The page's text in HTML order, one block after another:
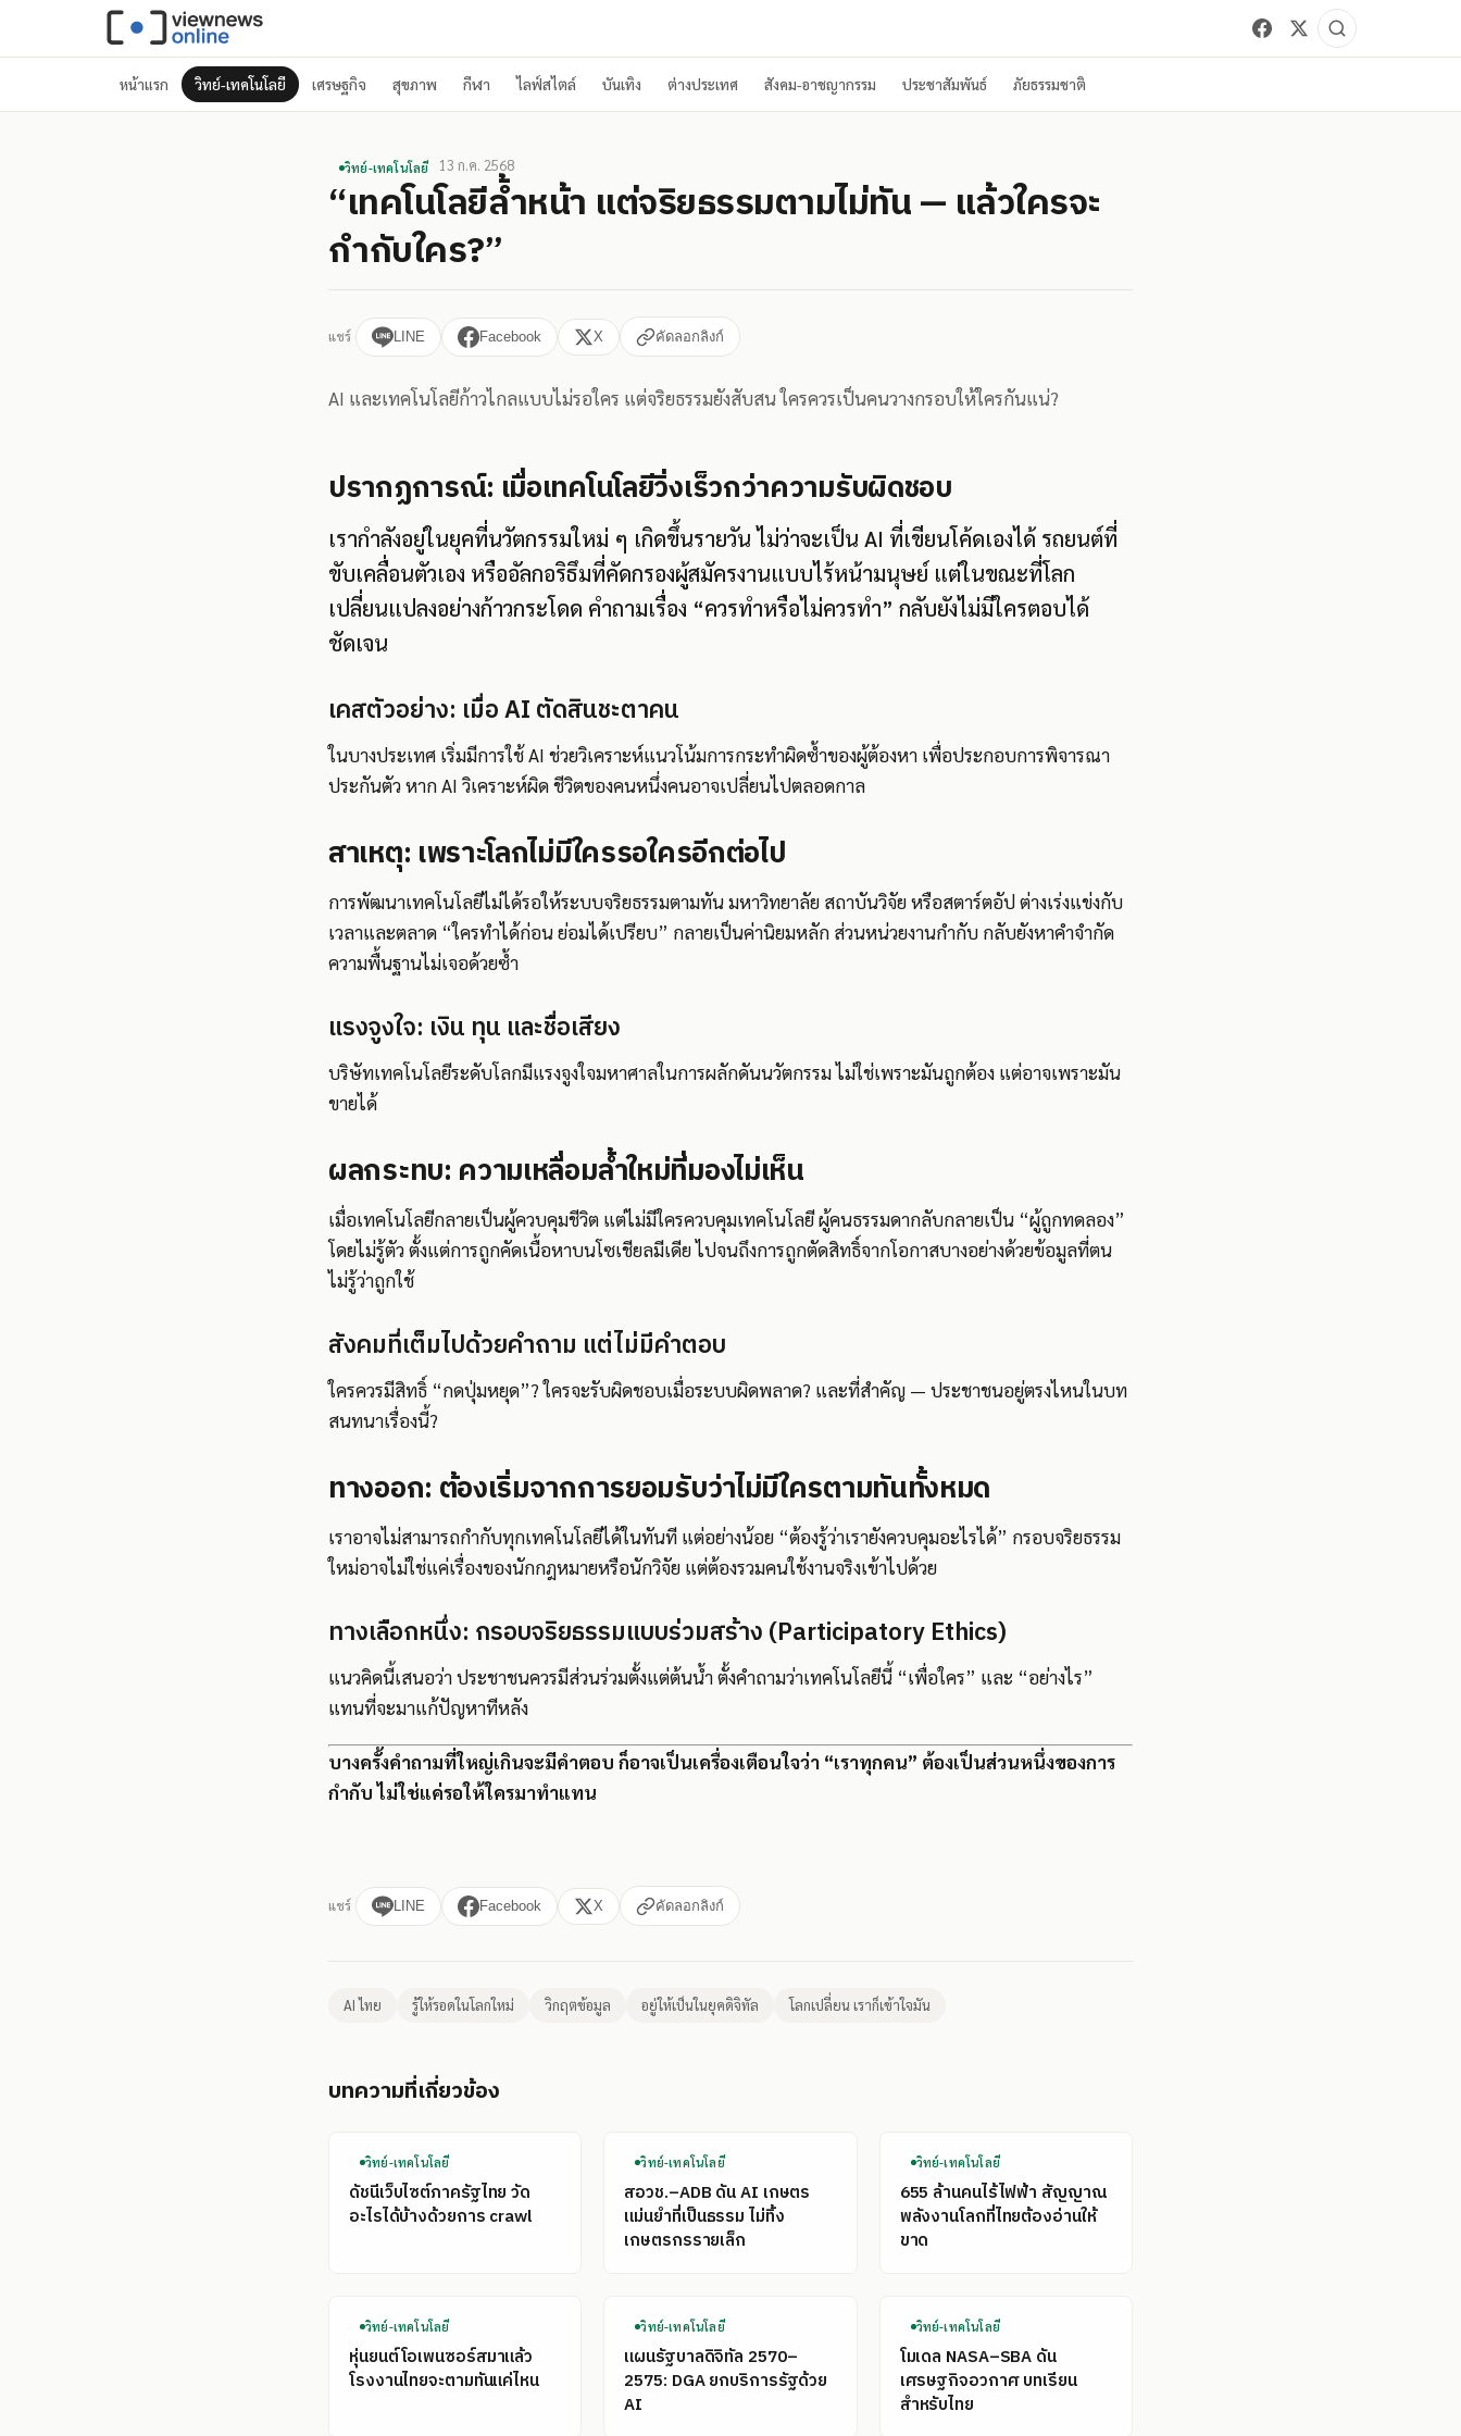
หน้าแรก วิทย์-เทคโนโลยี เศรษฐกิจ สุขภาพ กีฬา ไลฟ์สไตล์ บันเทิง ต่างประเทศ สังคม-อาชญากรรม ประชาสัมพันธ์ ภัยธรรมชาติ
วิทย์-เทคโนโลยี 13 ก.ค. 2568
“เทคโนโลยีล้ำหน้า แต่จริยธรรมตามไม่ทัน — แล้วใครจะ
กำกับใคร?”
แชร์ LINE Facebook X คัดลอกลิงก์
AI และเทคโนโลยีก้าวไกลแบบไม่รอใคร แต่จริยธรรมยังสับสน ใครควรเป็นคนวางกรอบให้ใครกันแน่?
ปรากฏการณ์: เมื่อเทคโนโลยีวิ่งเร็วกว่าความรับผิดชอบ
เรากำลังอยู่ในยุคที่นวัตกรรมใหม่ ๆ เกิดขึ้นรายวัน ไม่ว่าจะเป็น AI ที่เขียนโค้ดเองได้ รถยนต์ที่
ขับเคลื่อนตัวเอง หรืออัลกอริธึมที่คัดกรองผู้สมัครงานแบบไร้หน้ามนุษย์ แต่ในขณะที่โลก
เปลี่ยนแปลงอย่างก้าวกระโดด คำถามเรื่อง “ควรทำหรือไม่ควรทำ” กลับยังไม่มีใครตอบได้
ชัดเจน
เคสตัวอย่าง: เมื่อ AI ตัดสินชะตาคน
ในบางประเทศ เริ่มมีการใช้ AI ช่วยวิเคราะห์แนวโน้มการกระทำผิดซ้ำของผู้ต้องหา เพื่อประกอบการพิจารณา
ประกันตัว หาก AI วิเคราะห์ผิด ชีวิตของคนหนึ่งคนอาจเปลี่ยนไปตลอดกาล
สาเหตุ: เพราะโลกไม่มีใครรอใครอีกต่อไป
การพัฒนาเทคโนโลยีไม่ได้รอให้ระบบจริยธรรมตามทัน มหาวิทยาลัย สถาบันวิจัย หรือสตาร์ตอัป ต่างเร่งแข่งกับ
เวลาและตลาด “ใครทำได้ก่อน ย่อมได้เปรียบ” กลายเป็นค่านิยมหลัก ส่วนหน่วยงานกำกับ กลับยังหาคำจำกัด
ความพื้นฐานไม่เจอด้วยซ้ำ
แรงจูงใจ: เงิน ทุน และชื่อเสียง
บริษัทเทคโนโลยีระดับโลกมีแรงจูงใจมหาศาลในการผลักดันนวัตกรรม ไม่ใช่เพราะมันถูกต้อง แต่อาจเพราะมัน
ขายได้
ผลกระทบ: ความเหลื่อมล้ำใหม่ที่มองไม่เห็น
เมื่อเทคโนโลยีกลายเป็นผู้ควบคุมชีวิต แต่ไม่มีใครควบคุมเทคโนโลยี ผู้คนธรรมดากลับกลายเป็น “ผู้ถูกทดลอง”
โดยไม่รู้ตัว ตั้งแต่การถูกคัดเนื้อหาบนโซเชียลมีเดีย ไปจนถึงการถูกตัดสิทธิ์จากโอกาสบางอย่างด้วยข้อมูลที่ตน
ไม่รู้ว่าถูกใช้
สังคมที่เต็มไปด้วยคำถาม แต่ไม่มีคำตอบ
ใครควรมีสิทธิ์ “กดปุ่มหยุด”? ใครจะรับผิดชอบเมื่อระบบผิดพลาด? และที่สำคัญ — ประชาชนอยู่ตรงไหนในบท
สนทนาเรื่องนี้?
ทางออก: ต้องเริ่มจากการยอมรับว่าไม่มีใครตามทันทั้งหมด
เราอาจไม่สามารถกำกับทุกเทคโนโลยีได้ในทันที แต่อย่างน้อย “ต้องรู้ว่าเรายังควบคุมอะไรได้” กรอบจริยธรรม
ใหม่อาจไม่ใช่แค่เรื่องของนักกฎหมายหรือนักวิจัย แต่ต้องรวมคนใช้งานจริงเข้าไปด้วย
ทางเลือกหนึ่ง: กรอบจริยธรรมแบบร่วมสร้าง (Participatory Ethics)
แนวคิดนี้เสนอว่า ประชาชนควรมีส่วนร่วมตั้งแต่ต้นน้ำ ตั้งคำถามว่าเทคโนโลยีนี้ “เพื่อใคร” และ “อย่างไร”
แทนที่จะมาแก้ปัญหาทีหลัง
บางครั้งคำถามที่ใหญ่เกินจะมีคำตอบ ก็อาจเป็นเครื่องเตือนใจว่า “เราทุกคน” ต้องเป็นส่วนหนึ่งของการ
กำกับ ไม่ใช่แค่รอให้ใครมาทำแทน
แชร์ LINE Facebook X คัดลอกลิงก์
AI ไทย รู้ให้รอดในโลกใหม่ วิกฤตข้อมูล อยู่ให้เป็นในยุคดิจิทัล โลกเปลี่ยน เราก็เข้าใจมัน
บทความที่เกี่ยวข้อง
วิทย์-เทคโนโลยี
ดัชนีเว็บไซต์ภาครัฐไทย วัด
อะไรได้บ้างด้วยการ crawl
วิทย์-เทคโนโลยี
สอวช.–ADB ดัน AI เกษตร
แม่นยำที่เป็นธรรม ไม่ทิ้ง
เกษตรกรรายเล็ก
วิทย์-เทคโนโลยี
655 ล้านคนไร้ไฟฟ้า สัญญาณ
พลังงานโลกที่ไทยต้องอ่านให้
ขาด
วิทย์-เทคโนโลยี
หุ่นยนต์โอเพนซอร์สมาแล้ว
โรงงานไทยจะตามทันแค่ไหน
วิทย์-เทคโนโลยี
แผนรัฐบาลดิจิทัล 2570–
2575: DGA ยกบริการรัฐด้วย
AI
วิทย์-เทคโนโลยี
โมเดล NASA–SBA ดัน
เศรษฐกิจอวกาศ บทเรียน
สำหรับไทย